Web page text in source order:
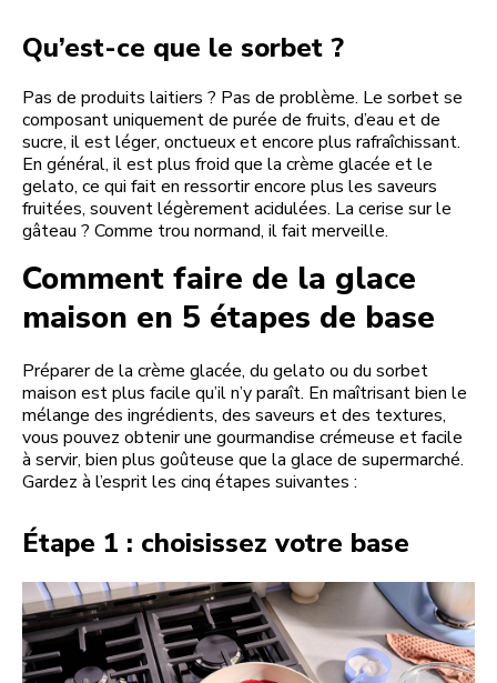
Qu’est-ce que le sorbet ?
Pas de produits laitiers ? Pas de problème. Le sorbet se
composant uniquement de purée de fruits, d’eau et de
sucre, il est léger, onctueux et encore plus rafraîchissant.
En général, il est plus froid que la crème glacée et le
gelato, ce qui fait en ressortir encore plus les saveurs
fruitées, souvent légèrement acidulées. La cerise sur le
gâteau ? Comme trou normand, il fait merveille.
Comment faire de la glace
maison en 5 étapes de base
Préparer de la crème glacée, du gelato ou du sorbet
maison est plus facile qu’il n’y paraît. En maîtrisant bien le
mélange des ingrédients, des saveurs et des textures,
vous pouvez obtenir une gourmandise crémeuse et facile
à servir, bien plus goûteuse que la glace de supermarché.
Gardez à l’esprit les cinq étapes suivantes :
Étape 1 : choisissez votre base